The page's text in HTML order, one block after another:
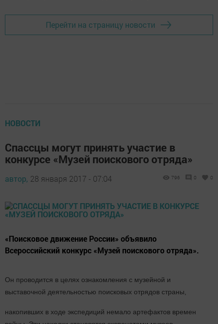
Перейти на страницу новости
НОВОСТИ
Спассцы могут принять участие в
конкурсе «Музей поискового отряда»
автор, 28 января 2017 - 07:04 796 0 0
«Поисковое движение России» объявило
Всероссийский конкурс «Музей поискового отряда».
Он проводится в целях ознакомления с музейной и
выставочной деятельностью поисковых отрядов страны,
накопивших в ходе экспедиций немало артефактов времен